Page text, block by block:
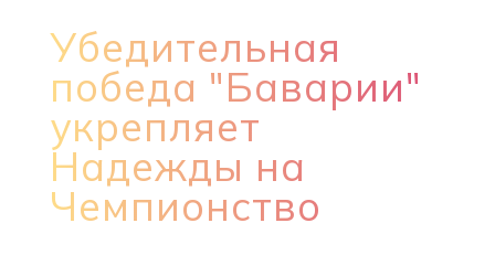
Убедительная
победа "Баварии"
укрепляет
Надежды на
Чемпионство